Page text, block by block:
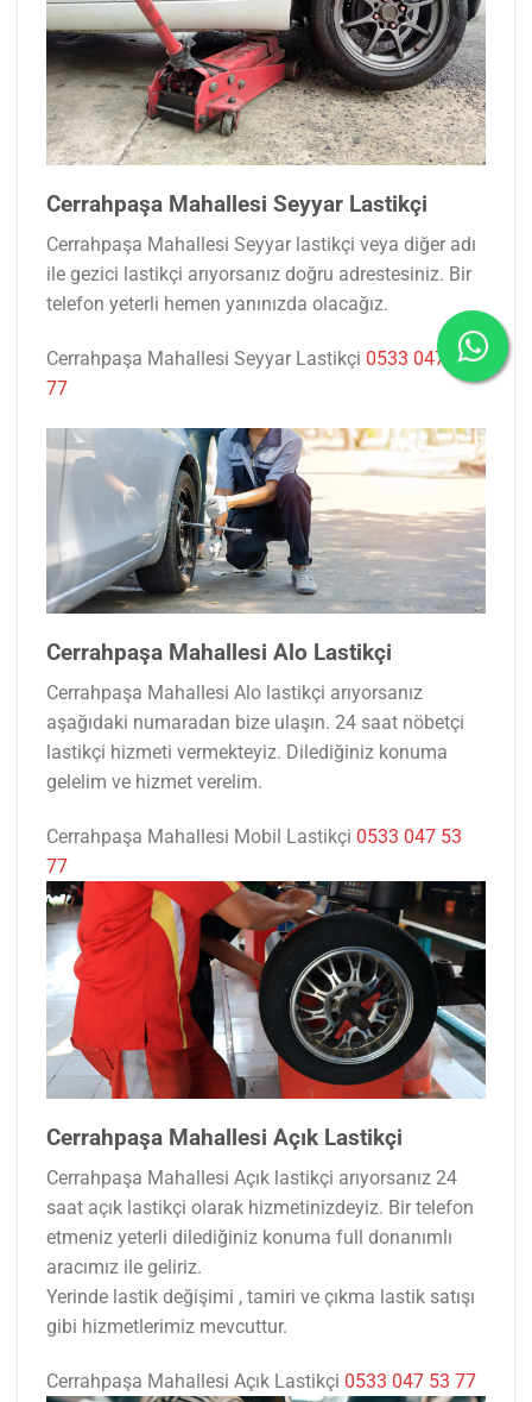
Cerrahpaşa Mahallesi Seyyar Lastikçi
Cerrahpaşa Mahallesi Seyyar lastikçi veya diğer adı
ile gezici lastikçi arıyorsanız doğru adrestesiniz. Bir
telefon yeterli hemen yanınızda olacağız.
Cerrahpaşa Mahallesi Seyyar Lastikçi 0533 047 53
77
Cerrahpaşa Mahallesi Alo Lastikçi
Cerrahpaşa Mahallesi Alo lastikçi arıyorsanız
aşağıdaki numaradan bize ulaşın. 24 saat nöbetçi
lastikçi hizmeti vermekteyiz. Dilediğiniz konuma
gelelim ve hizmet verelim.
Cerrahpaşa Mahallesi Mobil Lastikçi 0533 047 53
77
Cerrahpaşa Mahallesi Açık Lastikçi
Cerrahpaşa Mahallesi Açık lastikçi arıyorsanız 24
saat açık lastikçi olarak hizmetinizdeyiz. Bir telefon
etmeniz yeterli dilediğiniz konuma full donanımlı
aracımız ile geliriz.
Yerinde lastik değişimi , tamiri ve çıkma lastik satışı
gibi hizmetlerimiz mevcuttur.
Cerrahpaşa Mahallesi Açık Lastikçi 0533 047 53 77